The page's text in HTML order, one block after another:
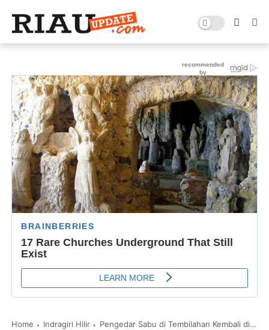
Home Indragiri Hilir Pengedar Sabu di Tembilahan Kembali di Tangkap